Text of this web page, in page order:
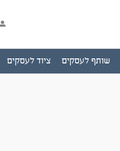
שותף לעסקים ציוד לעסקים